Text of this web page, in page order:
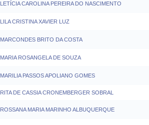
LETÍCIA CAROLINA PEREIRA DO NASCIMENTO
LILA CRISTINA XAVIER LUZ
MARCONDES BRITO DA COSTA
MARIA ROSANGELA DE SOUZA
MARILIA PASSOS APOLIANO GOMES
RITA DE CASSIA CRONEMBERGER SOBRAL
ROSSANA MARIA MARINHO ALBUQUERQUE